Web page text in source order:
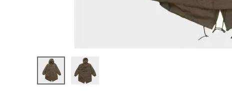
ニット帽・ビーニー
バックパック・リュック